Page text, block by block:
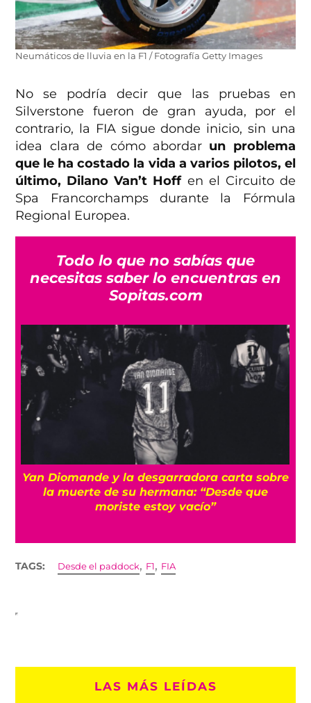
Neumáticos de lluvia en la F1 / Fotografía Getty Images
No se podría decir que las pruebas en
Silverstone fueron de gran ayuda, por el
contrario, la FIA sigue donde inicio, sin una
idea clara de cómo abordarun problema
que le ha costado la vida a varios pilotos, el
último, Dilano Van’t Hoffen el Circuito de
Spa Francorchamps durante la Fórmula
Regional Europea.
Todo lo que no sabías que
necesitas saber lo encuentras en
Sopitas.com
Yan Diomande y la desgarradora carta sobre
la muerte de su hermana: “Desde que
moriste estoy vacío”
TAGS: Desde el paddock, F1, FIA
LAS MÁS LEÍDAS